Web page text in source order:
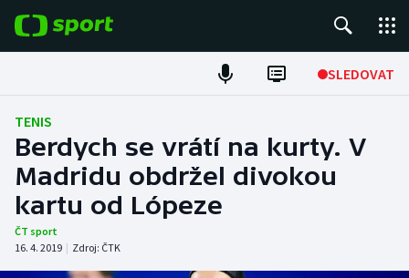
SLEDOVAT
Fotbal
Hokej
Tenis
Atletika
TENIS
Berdych se vrátí na kurty. V
Madridu obdržel divokou
kartu od Lópeze
ČT sport
16. 4. 2019 | Zdroj: ČTK